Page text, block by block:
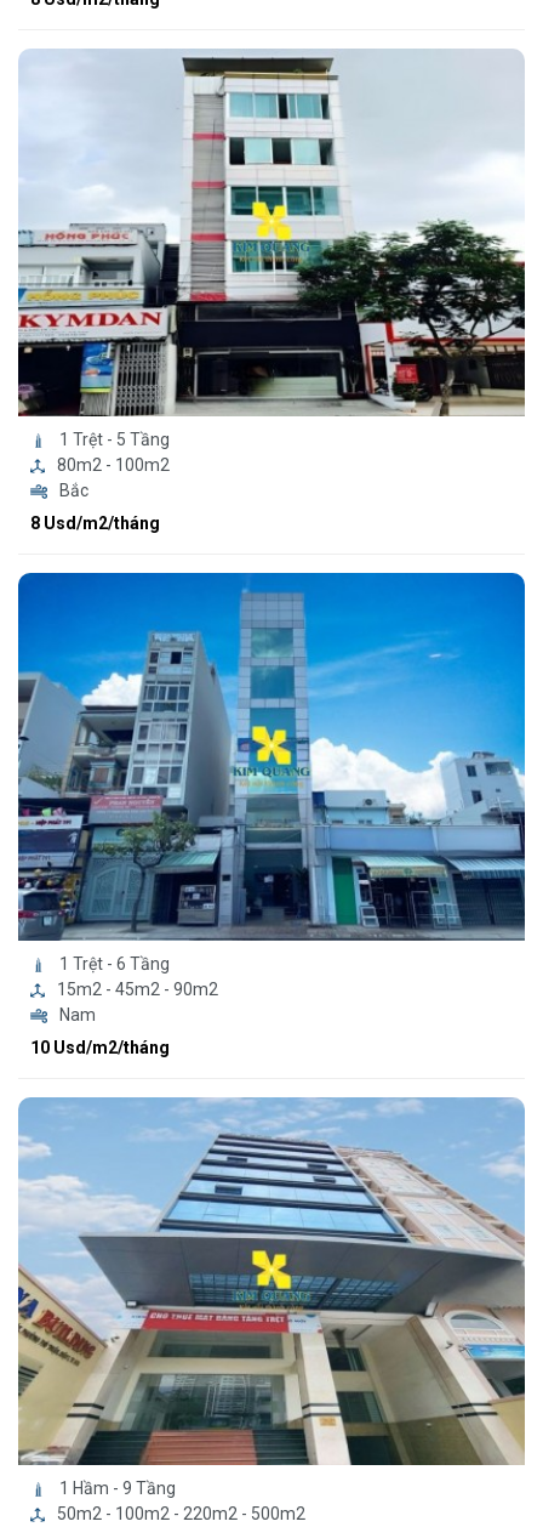
1 Trệt - 5 Tầng
80m2 - 100m2
Bắc
8 Usd/m2/tháng
1 Trệt - 6 Tầng
15m2 - 45m2 - 90m2
Nam
10 Usd/m2/tháng
1 Hầm - 9 Tầng
50m2 - 100m2 - 220m2 - 500m2